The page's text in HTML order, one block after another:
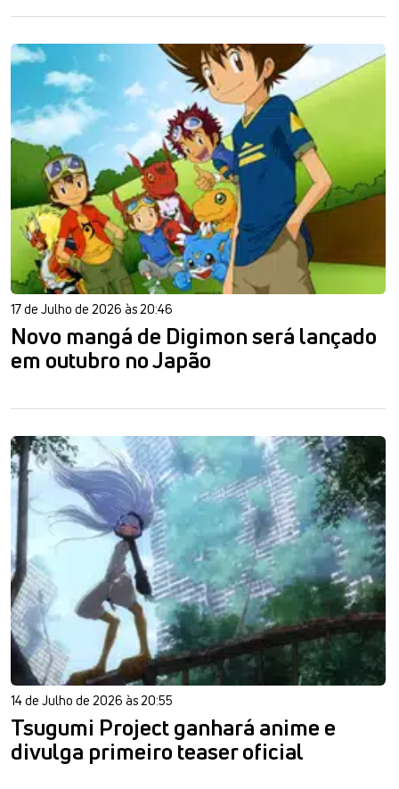
17 de Julho de 2026 às 20:46
Novo mangá de Digimon será lançado
em outubro no Japão
14 de Julho de 2026 às 20:55
Tsugumi Project ganhará anime e
divulga primeiro teaser oficial